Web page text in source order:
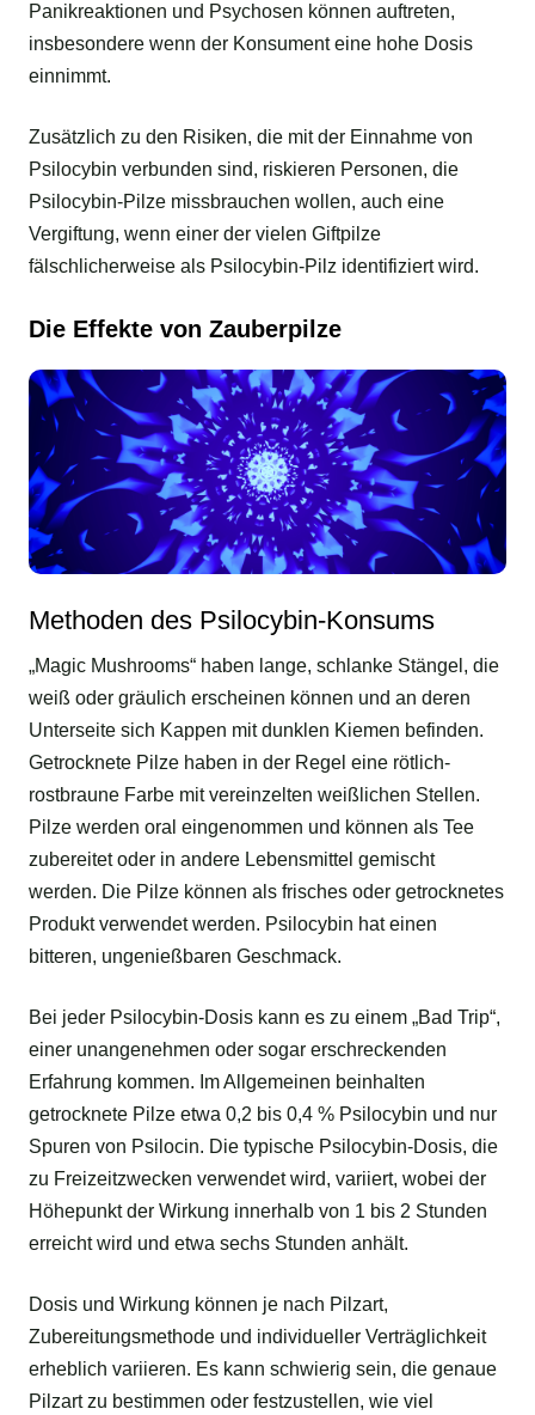
Panikreaktionen und Psychosen können auftreten,
insbesondere wenn der Konsument eine hohe Dosis
einnimmt.
Zusätzlich zu den Risiken, die mit der Einnahme von
Psilocybin verbunden sind, riskieren Personen, die
Psilocybin-Pilze missbrauchen wollen, auch eine
Vergiftung, wenn einer der vielen Giftpilze
fälschlicherweise als Psilocybin-Pilz identifiziert wird.
Die Effekte von Zauberpilze
Methoden des Psilocybin-Konsums
„Magic Mushrooms“ haben lange, schlanke Stängel, die
weiß oder gräulich erscheinen können und an deren
Unterseite sich Kappen mit dunklen Kiemen befinden.
Getrocknete Pilze haben in der Regel eine rötlich-
rostbraune Farbe mit vereinzelten weißlichen Stellen.
Pilze werden oral eingenommen und können als Tee
zubereitet oder in andere Lebensmittel gemischt
werden. Die Pilze können als frisches oder getrocknetes
Produkt verwendet werden. Psilocybin hat einen
bitteren, ungenießbaren Geschmack.
Bei jeder Psilocybin-Dosis kann es zu einem „Bad Trip“,
einer unangenehmen oder sogar erschreckenden
Erfahrung kommen. Im Allgemeinen beinhalten
getrocknete Pilze etwa 0,2 bis 0,4 % Psilocybin und nur
Spuren von Psilocin. Die typische Psilocybin-Dosis, die
zu Freizeitzwecken verwendet wird, variiert, wobei der
Höhepunkt der Wirkung innerhalb von 1 bis 2 Stunden
erreicht wird und etwa sechs Stunden anhält.
Dosis und Wirkung können je nach Pilzart,
Zubereitungsmethode und individueller Verträglichkeit
erheblich variieren. Es kann schwierig sein, die genaue
Pilzart zu bestimmen oder festzustellen, wie viel